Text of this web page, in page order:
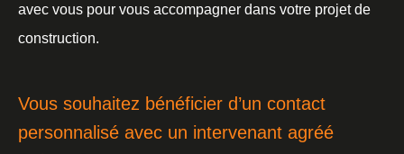
avec vous pour vous accompagner dans votre projet de
construction.
Vous souhaitez bénéficier d’un contact
personnalisé avec un intervenant agréé